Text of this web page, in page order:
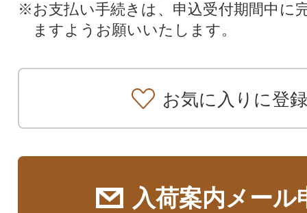
※お支払い手続きは、申込受付期間中に
ますようお願いいたします。
お気に入りに登録
入荷案内メール